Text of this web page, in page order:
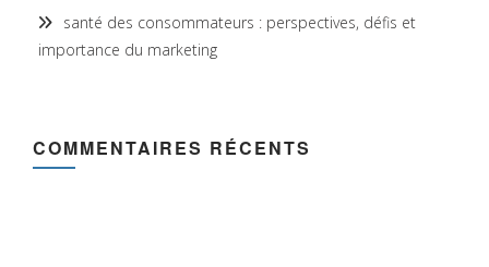
santé des consommateurs : perspectives, défis et
importance du marketing
COMMENTAIRES RÉCENTS